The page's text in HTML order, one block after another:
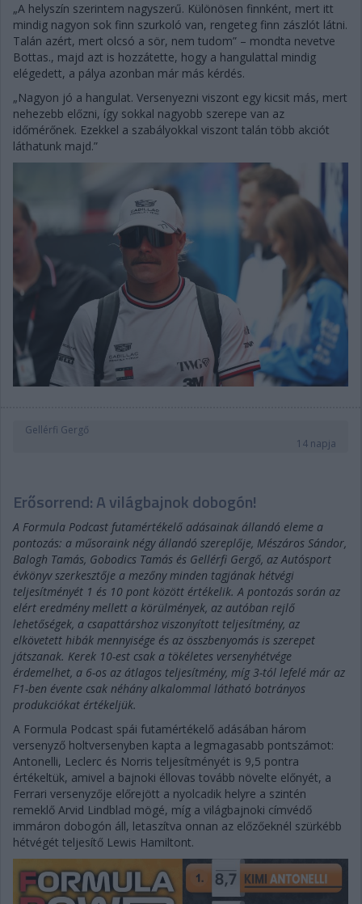
„A helyszín szerintem nagyszerű. Különösen finnként, mert itt
mindig nagyon sok finn szurkoló van, rengeteg finn zászlót látni.
Talán azért, mert olcsó a sör, nem tudom” – mondta nevetve
Bottas., majd azt is hozzátette, hogy a hangulattal mindig
elégedett, a pálya azonban már más kérdés.
„Nagyon jó a hangulat. Versenyezni viszont egy kicsit más, mert
nehezebb előzni, így sokkal nagyobb szerepe van az
időmérőnek. Ezekkel a szabályokkal viszont talán több akciót
láthatunk majd.”
Gellérfi Gergő
14 napja
Erősorrend: A világbajnok dobogón!
A Formula Podcast futamértékelő adásainak állandó eleme a
pontozás: a műsoraink négy állandó szereplője, Mészáros Sándor,
Balogh Tamás, Gobodics Tamás és Gellérfi Gergő, az Autósport
évkönyv szerkesztője a mezőny minden tagjának hétvégi
teljesítményét 1 és 10 pont között értékelik. A pontozás során az
elért eredmény mellett a körülmények, az autóban rejlő
lehetőségek, a csapattárshoz viszonyított teljesítmény, az
elkövetett hibák mennyisége és az összbenyomás is szerepet
játszanak. Kerek 10-est csak a tökéletes versenyhétvége
érdemelhet, a 6-os az átlagos teljesítmény, míg 3-tól lefelé már az
F1-ben évente csak néhány alkalommal látható botrányos
produkciókat értékeljük.
A Formula Podcast spái futamértékelő adásában három
versenyző holtversenyben kapta a legmagasabb pontszámot:
Antonelli, Leclerc és Norris teljesítményét is 9,5 pontra
értékeltük, amivel a bajnoki éllovas tovább növelte előnyét, a
Ferrari versenyzője előrejött a nyolcadik helyre a szintén
remeklő Arvid Lindblad mögé, míg a világbajnoki címvédő
immáron dobogón áll, letaszítva onnan az előzőeknél szürkébb
hétvégét teljesítő Lewis Hamiltont.